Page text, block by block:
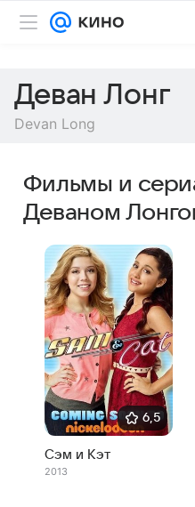
Деван Лонг
Devan Long
Фильмы и
Деваном
6,5
Сэм и Кэт
2013